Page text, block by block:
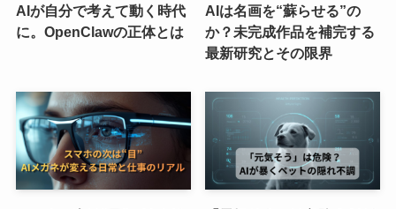
AIが自分で考えて動く時代
に。OpenClawの正体とは
AIは名画を“蘇らせる”の
か？未完成作品を補完する
最新研究とその限界